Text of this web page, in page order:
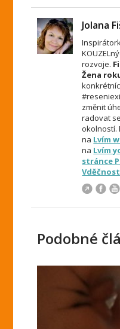
Jolana
rozvoje.
Žena
změnit
radovat
okolností.
na Lvím
na Lvím
stránce
Podobné